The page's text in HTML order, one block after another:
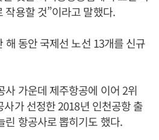
작용할 것”이라고 말했다.
해 동안 국제선 노선 13개를 신규
사 가운데 제주항공에 이어 2위
가 선정한 2018년 인천공항 출
린 항공사로 뽑히기도 했다.